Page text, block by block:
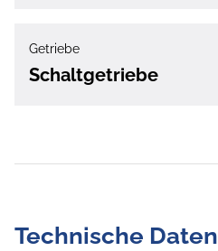
Getriebe
Schaltgetriebe
Technische Daten